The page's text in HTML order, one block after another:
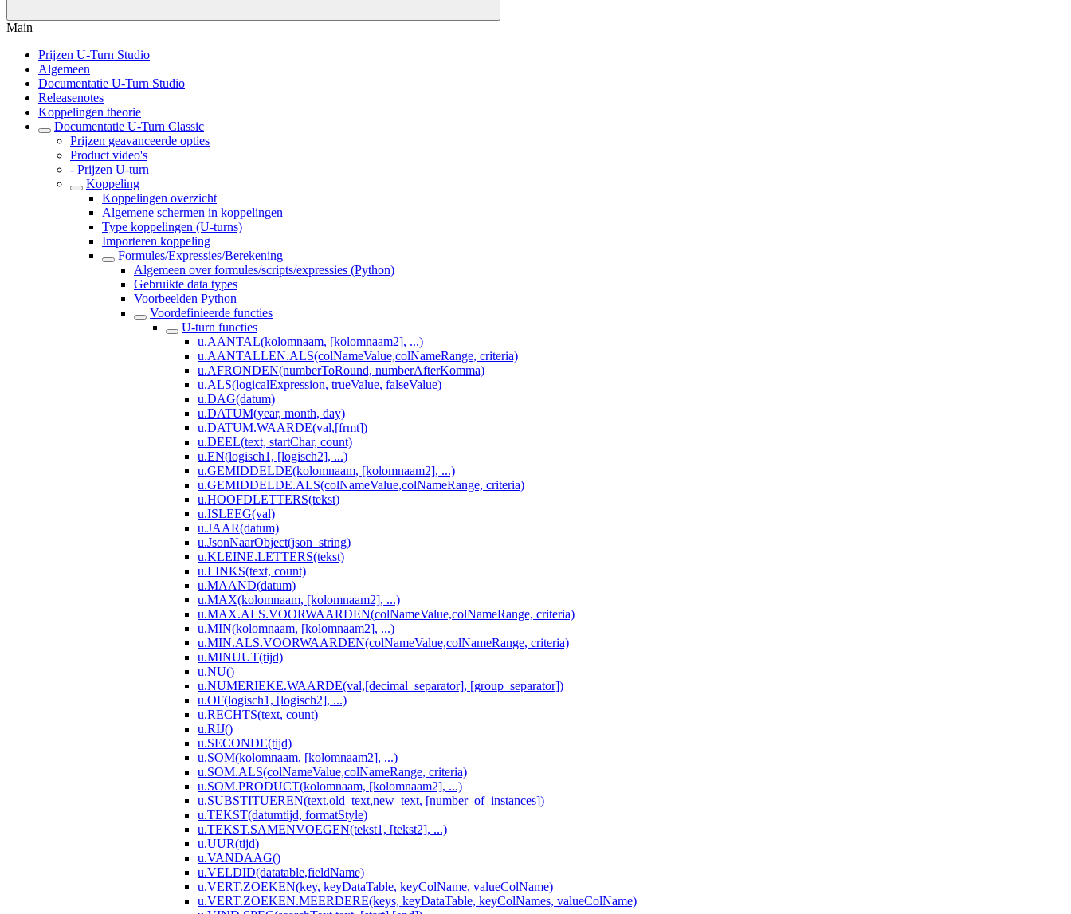
Main
Prijzen U-Turn Studio
Algemeen
Documentatie U-Turn Studio
Releasenotes
Koppelingen theorie
Documentatie U-Turn Classic
Prijzen geavanceerde opties
Product video's
- Prijzen U-turn
Koppeling
Koppelingen overzicht
Algemene schermen in koppelingen
Type koppelingen (U-turns)
Importeren koppeling
Formules/Expressies/Berekening
Algemeen over formules/scripts/expressies (Python)
Gebruikte data types
Voorbeelden Python
Voordefinieerde functies
U-turn functies
u.AANTAL(kolomnaam, [kolomnaam2], ...)
u.AANTALLEN.ALS(colNameValue,colNameRange, criteria)
u.AFRONDEN(numberToRound, numberAfterKomma)
u.ALS(logicalExpression, trueValue, falseValue)
u.DAG(datum)
u.DATUM(year, month, day)
u.DATUM.WAARDE(val,[frmt])
u.DEEL(text, startChar, count)
u.EN(logisch1, [logisch2], ...)
u.GEMIDDELDE(kolomnaam, [kolomnaam2], ...)
u.GEMIDDELDE.ALS(colNameValue,colNameRange, criteria)
u.HOOFDLETTERS(tekst)
u.ISLEEG(val)
u.JAAR(datum)
u.JsonNaarObject(json_string)
u.KLEINE.LETTERS(tekst)
u.LINKS(text, count)
u.MAAND(datum)
u.MAX(kolomnaam, [kolomnaam2], ...)
u.MAX.ALS.VOORWAARDEN(colNameValue,colNameRange, criteria)
u.MIN(kolomnaam, [kolomnaam2], ...)
u.MIN.ALS.VOORWAARDEN(colNameValue,colNameRange, criteria)
u.MINUUT(tijd)
u.NU()
u.NUMERIEKE.WAARDE(val,[decimal_separator], [group_separator])
u.OF(logisch1, [logisch2], ...)
u.RECHTS(text, count)
u.RIJ()
u.SECONDE(tijd)
u.SOM(kolomnaam, [kolomnaam2], ...)
u.SOM.ALS(colNameValue,colNameRange, criteria)
u.SOM.PRODUCT(kolomnaam, [kolomnaam2], ...)
u.SUBSTITUEREN(text,old_text,new_text, [number_of_instances])
u.TEKST(datumtijd, formatStyle)
u.TEKST.SAMENVOEGEN(tekst1, [tekst2], ...)
u.UUR(tijd)
u.VANDAAG()
u.VELDID(datatable,fieldName)
u.VERT.ZOEKEN(key, keyDataTable, keyColName, valueColName)
u.VERT.ZOEKEN.MEERDERE(keys, keyDataTable, keyColNames, valueColName)